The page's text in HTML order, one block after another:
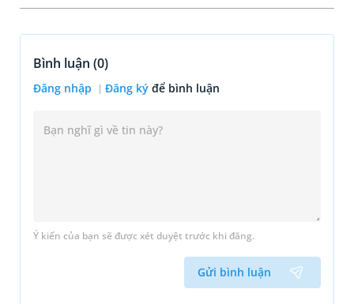
Bình luận (0)
Đăng nhập Đăng ký để bình luận
Ý kiến của bạn sẽ được xét duyệt trước khi đăng.
Gửi bình luận